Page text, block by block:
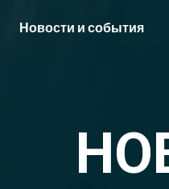
Новости и события